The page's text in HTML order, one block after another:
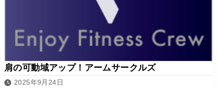
肩の可動域アップ！アームサークルズ
2025年9月24日